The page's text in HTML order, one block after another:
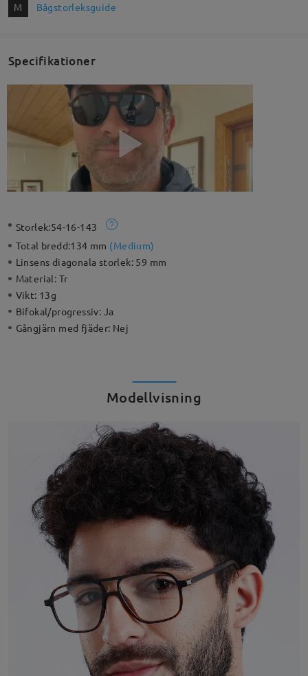
M Bågstorleksguide
Specifikationer
Storlek:54-16-143
Total bredd:134 mm (Medium)
Linsens diagonala storlek: 59 mm
Material: Tr
Vikt: 13g
Bifokal/progressiv: Ja
Gångjärn med fjäder: Nej
Modellvisning